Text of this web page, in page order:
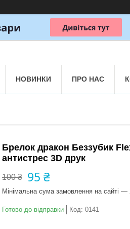
НОВИНКИ ПРО НАС
Брелок дракон Беззубик
антистрес 3D друк
100 ₴ 95 ₴
Мінімальна сума замовлення на сайті —
Готово до відправки Код: 0141